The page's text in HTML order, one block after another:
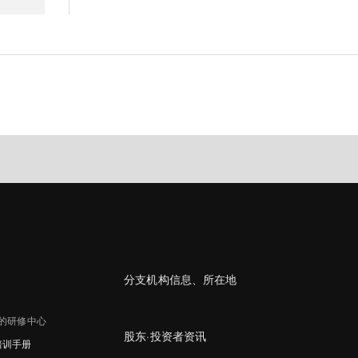
研修中心
手册
分支机构信息、所在地
股东·投资者资讯